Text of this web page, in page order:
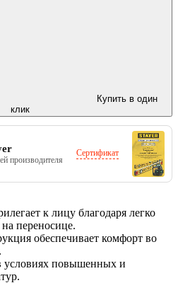
Купить в один
клик
производителя
Сертификат
к лицу благодаря легко
переносице.
обеспечивает комфорт во
условиях повышенных и